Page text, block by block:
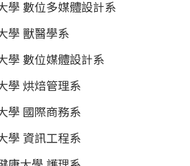
學 數位多媒體設計系
學 獸醫學系
學 數位媒體設計系
學 烘焙管理系
學 國際商務系
學 資訊工程系